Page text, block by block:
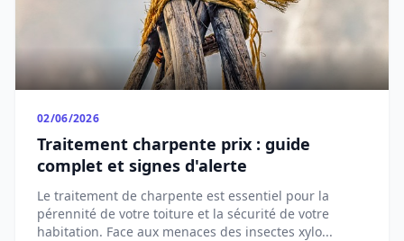
02/06/2026
Traitement charpente prix : guide
complet et signes d'alerte
Le traitement de charpente est essentiel pour la
pérennité de votre toiture et la sécurité de votre
habitation. Face aux menaces des insectes xylo...